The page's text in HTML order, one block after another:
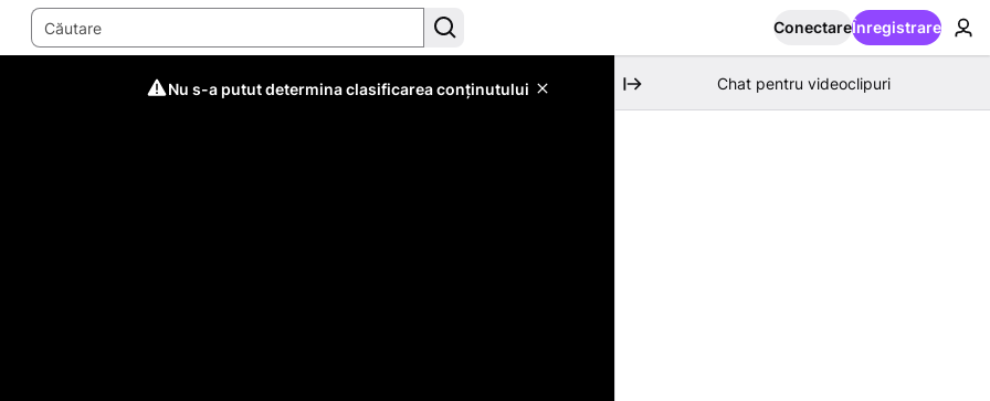
ConectareÎnregistrare
Nu s-a putut determina clasificarea conținutului Chat pentru videoclipuri